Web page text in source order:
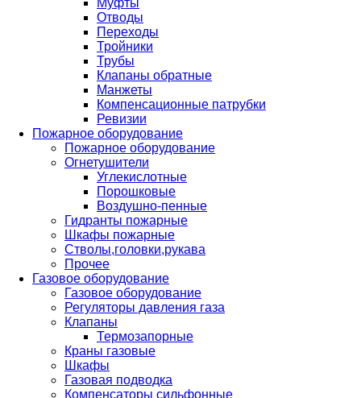
Муфты
Отводы
Переходы
Тройники
Трубы
Клапаны обратные
Манжеты
Компенсационные патрубки
Ревизии
Пожарное оборудование
Пожарное оборудование
Огнетушители
Углекислотные
Порошковые
Воздушно-пенные
Гидранты пожарные
Шкафы пожарные
Стволы,головки,рукава
Прочее
Газовое оборудование
Газовое оборудование
Регуляторы давления газа
Клапаны
Термозапорные
Краны газовые
Шкафы
Газовая подводка
Компенсаторы сильфонные